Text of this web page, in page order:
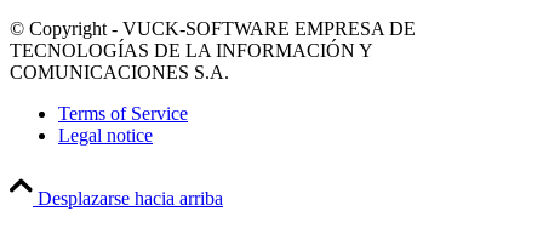
© Copyright - VUCK-SOFTWARE EMPRESA DE
TECNOLOGÍAS DE LA INFORMACIÓN Y
COMUNICACIONES S.A.
Terms of Service
Legal notice
Desplazarse hacia arriba